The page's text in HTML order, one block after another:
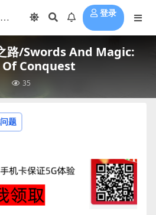
登录
路/Swords And Magic:
Conquest
35
题